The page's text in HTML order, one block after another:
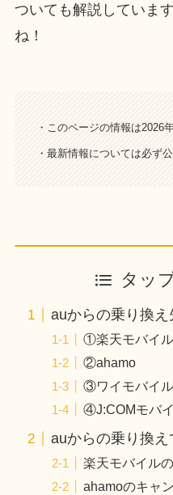
ついても解説していま
ね！
・このページの情報は2026
・最新情報については必ず
タッ
auからの乗り換え
①楽天モバイル
②ahamo
③ワイモバイル
④J:COMモバ
auからの乗り換
楽天モバイル
ahamoのキャ